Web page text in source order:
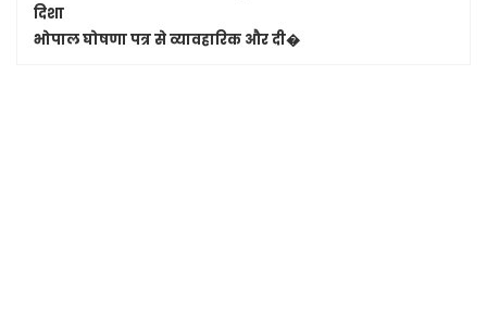
दिशा
भोपाल घोषणा पत्र से व्यावहारिक और दी�